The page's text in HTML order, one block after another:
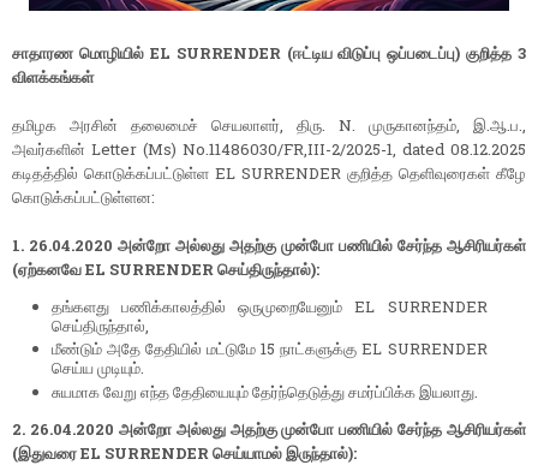
சாதாரண மொழியில் EL SURRENDER (ஈட்டிய விடுப்பு ஒப்படைப்பு) குறித்த 3
விளக்கங்கள்
தமிழக அரசின் தலைமைச் செயலாளர், திரு. N. முருகானந்தம், இ.ஆ.ப.,
அவர்களின் Letter (Ms) No.11486030/FR,III-2/2025-1, dated 08.12.2025
கடிதத்தில் கொடுக்கப்பட்டுள்ள EL SURRENDER குறித்த தெளிவுரைகள் கீழே
கொடுக்கப்பட்டுள்ளன:
1. 26.04.2020 அன்றோ அல்லது அதற்கு முன்போ பணியில் சேர்ந்த ஆசிரியர்கள்
(ஏற்கனவே EL SURRENDER செய்திருந்தால்):
தங்களது பணிக்காலத்தில் ஒருமுறையேனும் EL SURRENDER
செய்திருந்தால்,
மீண்டும் அதே தேதியில் மட்டுமே 15 நாட்களுக்கு EL SURRENDER
செய்ய முடியும்.
சுயமாக வேறு எந்த தேதியையும் தேர்ந்தெடுத்து சமர்ப்பிக்க இயலாது.
2. 26.04.2020 அன்றோ அல்லது அதற்கு முன்போ பணியில் சேர்ந்த ஆசிரியர்கள்
(இதுவரை EL SURRENDER செய்யாமல் இருந்தால்):